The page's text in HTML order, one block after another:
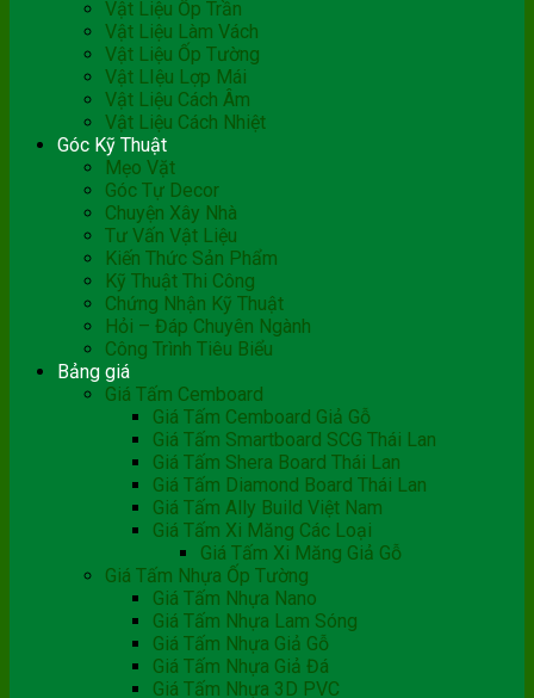
Vật Liệu Ốp Trần
Vật Liệu Làm Vách
Vật Liệu Ốp Tường
Vật LIệu Lợp Mái
Vật Liệu Cách Âm
Vật Liệu Cách Nhiệt
Góc Kỹ Thuật
Mẹo Vặt
Góc Tự Decor
Chuyện Xây Nhà
Tư Vấn Vật Liệu
Kiến Thức Sản Phẩm
Kỹ Thuật Thi Công
Chứng Nhận Kỹ Thuật
Hỏi – Đáp Chuyên Ngành
Công Trình Tiêu Biểu
Bảng giá
Giá Tấm Cemboard
Giá Tấm Cemboard Giả Gỗ
Giá Tấm Smartboard SCG Thái Lan
Giá Tấm Shera Board Thái Lan
Giá Tấm Diamond Board Thái Lan
Giá Tấm Ally Build Việt Nam
Giá Tấm Xi Măng Các Loại
Giá Tấm Xi Măng Giả Gỗ
Giá Tấm Nhựa Ốp Tường
Giá Tấm Nhựa Nano
Giá Tấm Nhựa Lam Sóng
Giá Tấm Nhựa Giả Gỗ
Giá Tấm Nhựa Giả Đá
Giá Tấm Nhựa 3D PVC